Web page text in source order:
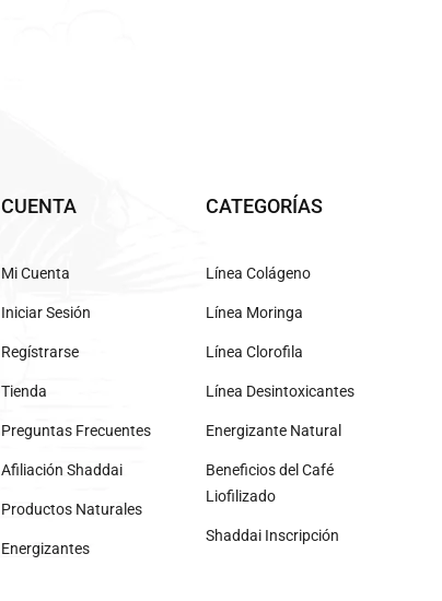
CUENTA
Mi Cuenta
Iniciar Sesión
Regístrarse
Tienda
Preguntas Frecuentes
Afiliación Shaddai
Productos Naturales
Energizantes
CATEGORÍAS
Línea Colágeno
Línea Moringa
Línea Clorofila
Línea Desintoxicantes
Energizante Natural
Beneficios del Café
Liofilizado
Shaddai Inscripción